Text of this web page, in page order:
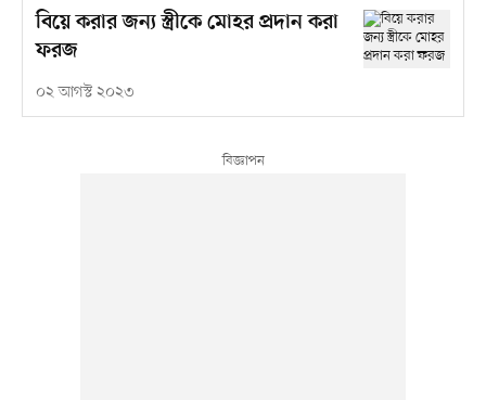
বিয়ে করার জন্য স্ত্রীকে মোহর প্রদান করা
ফরজ
০২ আগস্ট ২০২৩